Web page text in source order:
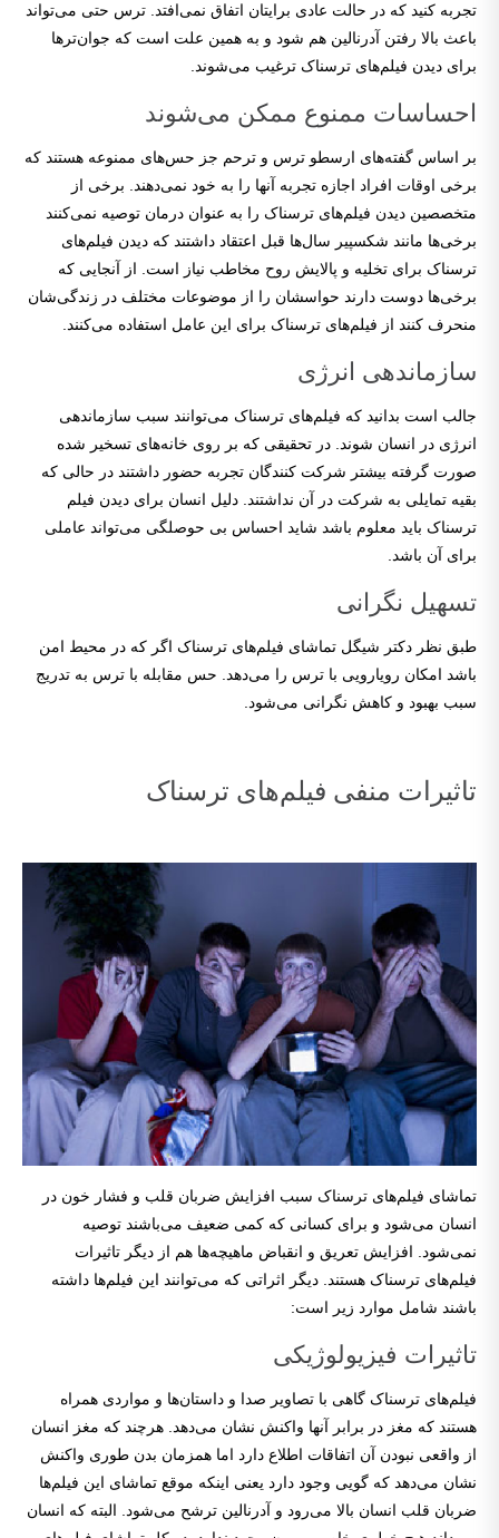
تجربه کنید که در حالت عادی برایتان اتفاق نمی‌افتد. ترس حتی می‌تواند
باعث بالا رفتن آدرنالین هم شود و به همین علت است که جوان‌ترها
برای دیدن فیلم‌های ترسناک ترغیب می‌شوند.
احساسات ممنوع ممکن می‌شوند
بر اساس گفته‌های ارسطو ترس و ترحم جز حس‌های ممنوعه هستند که
برخی اوقات افراد اجازه تجربه آنها را به خود نمی‌دهند. برخی از
متخصصین دیدن فیلم‌های ترسناک را به عنوان درمان توصیه نمی‌کنند
برخی‌ها مانند شکسپیر سال‌ها قبل اعتقاد داشتند که دیدن فیلم‌های
ترسناک برای تخلیه و پالایش روح مخاطب نیاز است. از آنجایی که
برخی‌ها دوست دارند حواسشان را از موضوعات مختلف در زندگی‌شان
منحرف کنند از فیلم‌های ترسناک برای این عامل استفاده می‌کنند.
سازماندهی انرژی
جالب است بدانید که فیلم‌های ترسناک می‌توانند سبب سازماندهی
انرژی در انسان شوند. در تحقیقی که بر روی خانه‌های تسخیر شده
صورت گرفته بیشتر شرکت کنندگان تجربه حضور داشتند در حالی که
بقیه تمایلی به شرکت در آن نداشتند. دلیل انسان برای دیدن فیلم
ترسناک باید معلوم باشد شاید احساس بی حوصلگی می‌تواند عاملی
برای آن باشد.
تسهیل نگرانی
طبق نظر دکتر شیگل تماشای فیلم‌های ترسناک اگر که در محیط امن
باشد امکان رویارویی با ترس را می‌دهد. حس مقابله با ترس به تدریج
سبب بهبود و کاهش نگرانی می‌شود.
تاثیرات منفی فیلم‌های ترسناک
تماشای فیلم‌های ترسناک سبب افزایش ضربان قلب و فشار خون در
انسان می‌شود و برای کسانی که کمی ضعیف می‌باشند توصیه
نمی‌شود. افزایش تعریق و انقباض ماهیچه‌ها هم از دیگر تاثیرات
فیلم‌های ترسناک هستند. دیگر اثراتی که می‌توانند این فیلم‌ها داشته
باشند شامل موارد زیر است:
تاثیرات فیزیولوژیکی
فیلم‌های ترسناک گاهی با تصاویر صدا و داستان‌ها و مواردی همراه
هستند که مغز در برابر آنها واکنش نشان می‌دهد. هرچند که مغز انسان
از واقعی نبودن آن اتفاقات اطلاع دارد اما همزمان بدن طوری واکنش
نشان می‌دهد که گویی وجود دارد یعنی اینکه موقع تماشای این فیلم‌ها
ضربان قلب انسان بالا می‌رود و آدرنالین ترشح می‌شود. البته که انسان